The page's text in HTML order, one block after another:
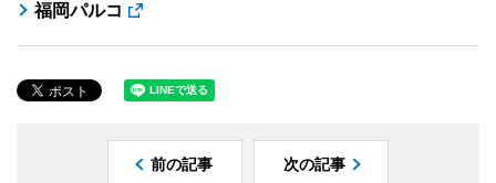
福岡パルコ
前の記事 次の記事